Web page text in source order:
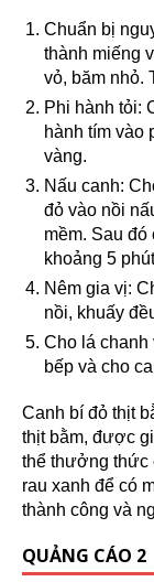
Chuẩn bị
thành miếng
vỏ, băm nhỏ.
Phi hành tỏi:
hành tím vào
vàng.
Nấu canh:
đỏ vào nồi
mềm. Sau đó
khoảng 5
Nêm gia vị:
nồi, khuấy
Cho lá chanh
bếp và cho
Canh bí đỏ thịt
thịt bằm, được
thể thưởng thức
rau xanh để có
thành công và
QUẢNG CÁO 2